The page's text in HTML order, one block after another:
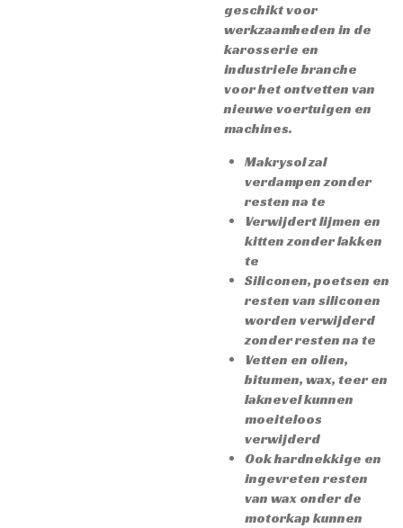
geschikt voor
werkzaamheden in de
karosserie en
industriele branche
voor het ontvetten van
nieuwe voertuigen en
machines.
Makrysol zal
verdampen zonder
resten na te
Verwijdert lijmen en
kitten zonder lakken
te
Siliconen, poetsen en
resten van siliconen
worden verwijderd
zonder resten na te
Vetten en olien,
bitumen, wax, teer en
laknevel kunnen
moeiteloos
verwijderd
Ook hardnekkige en
ingevreten resten
van wax onder de
motorkap kunnen